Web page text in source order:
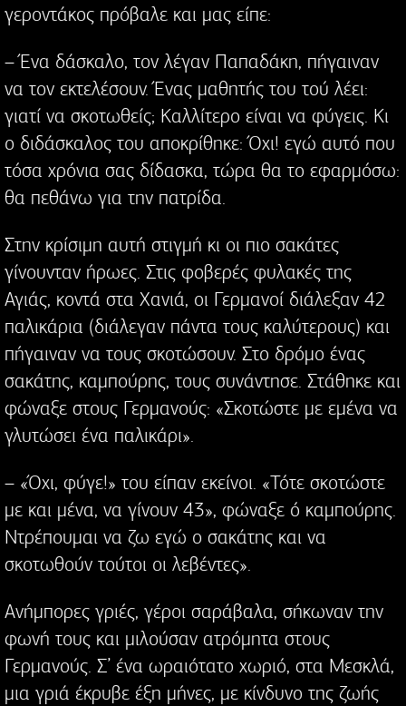
γεροντάκος πρόβαλε και μας είπε:
– Ένα δάσκαλο, τον λέγαν Παπαδάκη, πήγαιναν
να τον εκτελέσουν. Ένας μαθητής του τού λέει:
γιατί να σκοτωθείς; Καλλίτερο είναι να φύγεις. Κι
ο διδάσκαλος του αποκρίθηκε: Όχι! εγώ αυτό που
τόσα χρόνια σας δίδασκα, τώρα θα το εφαρμόσω:
θα πεθάνω για την πατρίδα.
Στην κρίσιμη αυτή στιγμή κι οι πιο σακάτες
γίνουνταν ήρωες. Στις φοβερές φυλακές της
Αγιάς, κοντά στα Χανιά, οι Γερμανοί διάλεξαν 42
παλικάρια (διάλεγαν πάντα τους καλύτερους) και
πήγαιναν να τους σκοτώσουν. Στο δρόμο ένας
σακάτης, καμπούρης, τους συνάντησε. Στάθηκε και
φώναξε στους Γερμανούς: «Σκοτώστε με εμένα να
γλυτώσει ένα παλικάρι».
– «Όχι, φύγε!» του είπαν εκείνοι. «Τότε σκοτώστε
με και μένα, να γίνουν 43», φώναξε ό καμπούρης.
Ντρέπουμαι να ζω εγώ ο σακάτης και να
σκοτωθούν τούτοι οι λεβέντες».
Ανήμπορες γριές, γέροι σαράβαλα, σήκωναν την
φωνή τους και μιλούσαν ατρόμητα στους
Γερμανούς. Σ’ ένα ωραιότατο χωριό, στα Μεσκλά,
μια γριά έκρυβε έξη μήνες, με κίνδυνο της ζωής